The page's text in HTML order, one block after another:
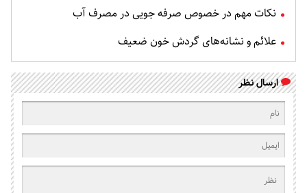
نکات مهم در خصوص صرفه جویی در مصرف آب
علائم و نشانه‌های گردش خون ضعیف
ارسال نظر